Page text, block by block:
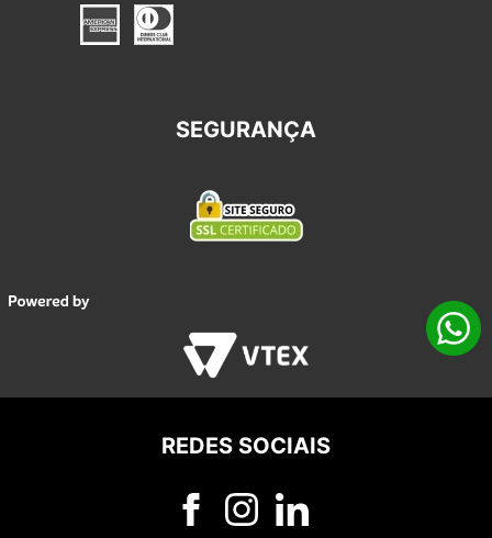
SEGURANÇA
REDES SOCIAIS